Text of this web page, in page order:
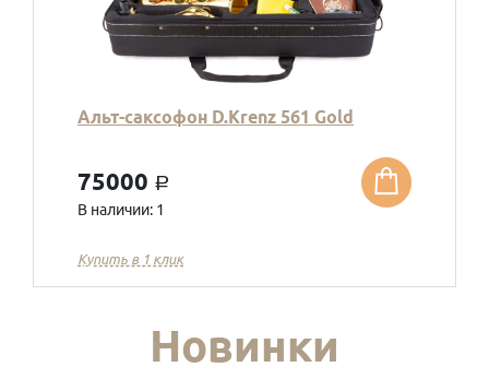
Альт-саксофон D.Krenz 561 Gold
75000 a
В наличии: 1
Купить в 1 клик
Новинки